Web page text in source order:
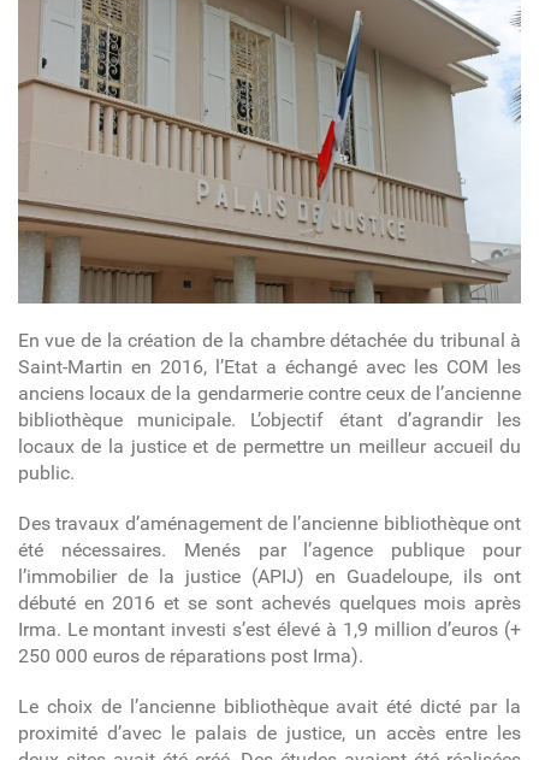
En vue de la création de la chambre détachée du tribunal à
Saint-Martin en 2016, l’Etat a échangé avec les COM les
anciens locaux de la gendarmerie contre ceux de l’ancienne
bibliothèque municipale. L’objectif étant d’agrandir les
locaux de la justice et de permettre un meilleur accueil du
public.
Des travaux d’aménagement de l’ancienne bibliothèque ont
été nécessaires. Menés par l’agence publique pour
l’immobilier de la justice (APIJ) en Guadeloupe, ils ont
débuté en 2016 et se sont achevés quelques mois après
Irma. Le montant investi s’est élevé à 1,9 million d’euros (+
250 000 euros de réparations post Irma).
Le choix de l’ancienne bibliothèque avait été dicté par la
proximité d’avec le palais de justice, un accès entre les